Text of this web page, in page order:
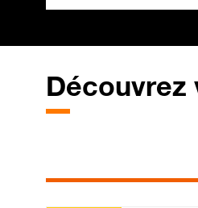
Découvrez